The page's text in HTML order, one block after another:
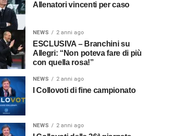
Allenatori vincenti per caso
NEWS 2 anni ago
ESCLUSIVA – Branchini su
Allegri: “Non poteva fare di più
con quella rosa!”
NEWS 2 anni ago
I Collovoti di fine campionato
NEWS 2 anni ago